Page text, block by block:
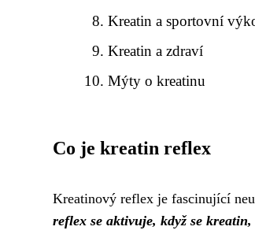
Kreatin a sportovní
Kreatin a zdraví
Mýty o kreatinu
Co je kreatin reflex
Kreatinový reflex je fascinující
reflex se aktivuje, když se